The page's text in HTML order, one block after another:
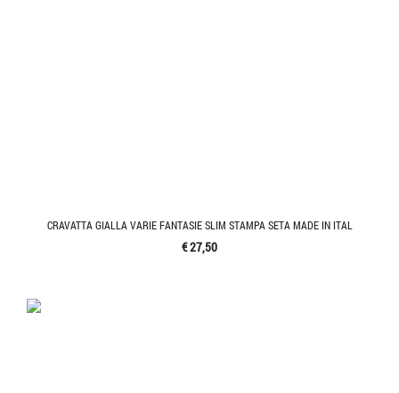
CRAVATTA GIALLA VARIE FANTASIE SLIM STAMPA SETA MADE IN ITAL
€ 27,50